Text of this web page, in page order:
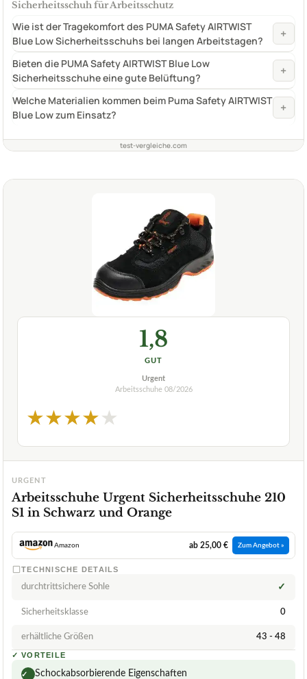
Sicherheitsschuh für Arbeitsschutz
Wie ist der Tragekomfort des PUMA Safety AIRTWIST
Blue Low Sicherheitsschuhs bei langen Arbeitstagen?
+
Bieten die PUMA Safety AIRTWIST Blue Low
Sicherheitsschuhe eine gute Belüftung?
+
Welche Materialien kommen beim Puma Safety AIRTWIST
Blue Low zum Einsatz?
+
test-vergleiche.com
1,8
GUT
Urgent
Arbeitsschuhe 08/2026
★★★★★
URGENT
Arbeitsschuhe Urgent Sicherheitsschuhe 210
S1 in Schwarz und Orange
Amazon ab 25,00 € Zum Angebot »
TECHNISCHE DETAILS
durchtrittsichere Sohle ✓
Sicherheitsklasse 0
erhältliche Größen 43 - 48
✓ VORTEILE
✓ Schockabsorbierende Eigenschaften